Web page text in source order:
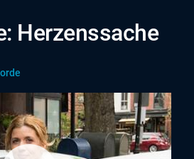
Herzenssache